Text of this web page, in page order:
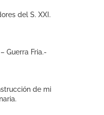
del S. XXI.
Guerra Fria.-
de mi